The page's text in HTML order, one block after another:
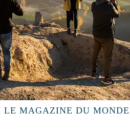
MAGAZINE DU MONDE